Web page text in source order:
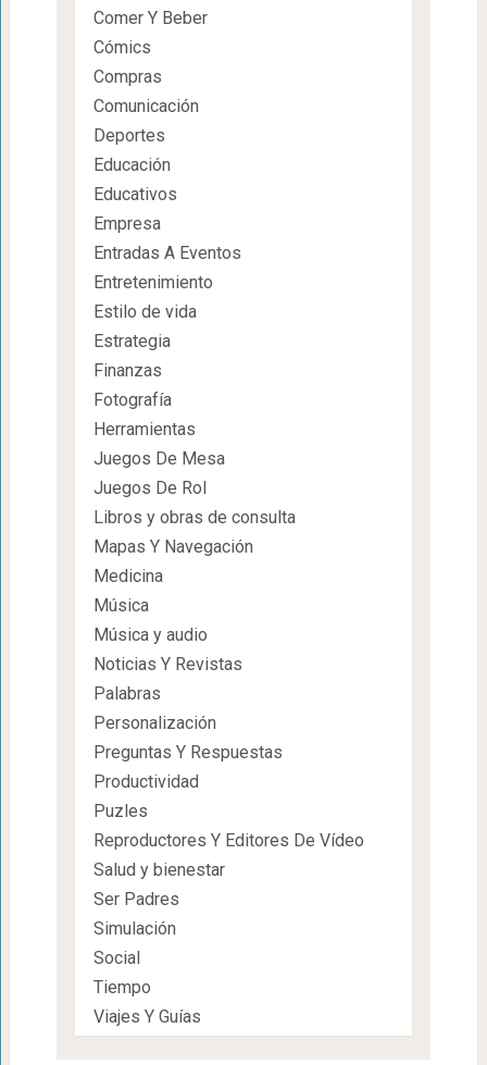
Comer Y Beber
Cómics
Compras
Comunicación
Deportes
Educación
Educativos
Empresa
Entradas A Eventos
Entretenimiento
Estilo de vida
Estrategia
Finanzas
Fotografía
Herramientas
Juegos De Mesa
Juegos De Rol
Libros y obras de consulta
Mapas Y Navegación
Medicina
Música
Música y audio
Noticias Y Revistas
Palabras
Personalización
Preguntas Y Respuestas
Productividad
Puzles
Reproductores Y Editores De Vídeo
Salud y bienestar
Ser Padres
Simulación
Social
Tiempo
Viajes Y Guías